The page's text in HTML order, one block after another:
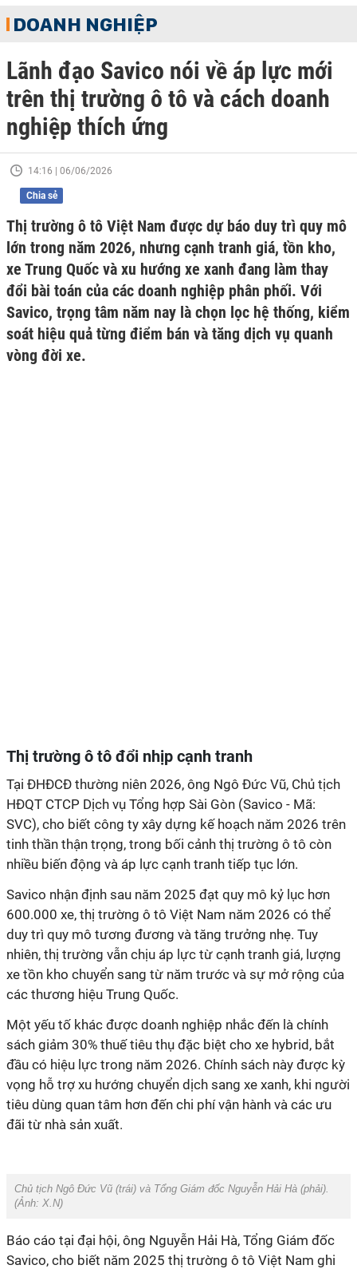
DOANH NGHIỆP
Lãnh đạo Savico nói về áp lực mới
trên thị trường ô tô và cách doanh
nghiệp thích ứng
14:16 | 06/06/2026
Chia sẻ
Thị trường ô tô Việt Nam được dự báo duy trì quy mô
lớn trong năm 2026, nhưng cạnh tranh giá, tồn kho,
xe Trung Quốc và xu hướng xe xanh đang làm thay
đổi bài toán của các doanh nghiệp phân phối. Với
Savico, trọng tâm năm nay là chọn lọc hệ thống, kiểm
soát hiệu quả từng điểm bán và tăng dịch vụ quanh
vòng đời xe.
Thị trường ô tô đổi nhịp cạnh tranh
Tại ĐHĐCĐ thường niên 2026, ông Ngô Đức Vũ, Chủ tịch
HĐQT CTCP Dịch vụ Tổng hợp Sài Gòn (Savico - Mã:
SVC), cho biết công ty xây dựng kế hoạch năm 2026 trên
tinh thần thận trọng, trong bối cảnh thị trường ô tô còn
nhiều biến động và áp lực cạnh tranh tiếp tục lớn.
Savico nhận định sau năm 2025 đạt quy mô kỷ lục hơn
600.000 xe, thị trường ô tô Việt Nam năm 2026 có thể
duy trì quy mô tương đương và tăng trưởng nhẹ. Tuy
nhiên, thị trường vẫn chịu áp lực từ cạnh tranh giá, lượng
xe tồn kho chuyển sang từ năm trước và sự mở rộng của
các thương hiệu Trung Quốc.
Một yếu tố khác được doanh nghiệp nhắc đến là chính
sách giảm 30% thuế tiêu thụ đặc biệt cho xe hybrid, bắt
đầu có hiệu lực trong năm 2026. Chính sách này được kỳ
vọng hỗ trợ xu hướng chuyển dịch sang xe xanh, khi người
tiêu dùng quan tâm hơn đến chi phí vận hành và các ưu
đãi từ nhà sản xuất.
Chủ tịch Ngô Đức Vũ (trái) và Tổng Giám đốc Nguyễn Hải Hà (phải).
(Ảnh: X.N)
Báo cáo tại đại hội, ông Nguyễn Hải Hà, Tổng Giám đốc
Savico, cho biết năm 2025 thị trường ô tô Việt Nam ghi